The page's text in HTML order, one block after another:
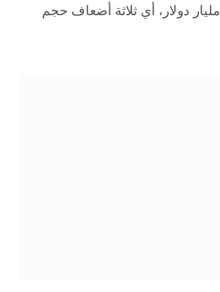
المالية في الصين، حوالي 12 مليار دولار، أي ثلاثة أضعاف حجم